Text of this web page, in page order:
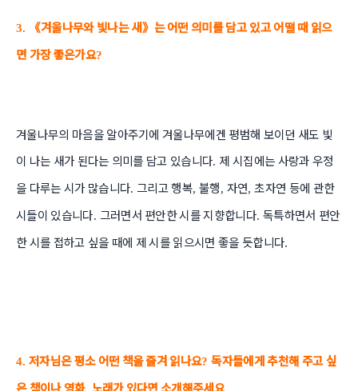
3. 《겨울나무와 빛나는 새》 는 어떤 의미를 담고 있고 어떨 때 읽으
면 가장 좋은가요?
겨울나무의 마음을 알아주기에 겨울나무에겐 평범해 보이던 새도 빛
이 나는 새가 된다는 의미를 담고 있습니다. 제 시집에는 사랑과 우정
을 다루는 시가 많습니다. 그리고 행복,불행, 자연,초자연 등에 관한
시들이 있습니다. 그러면서 편안한 시를 지향합니다.독특하면서 편안
한 시를 접하고 싶을 때에 제 시를 읽으시면 좋을 듯합니다.
4. 저자님은 평소 어떤 책을 즐겨 읽나요?독자들에게 추천해 주고 싶
은 책이나 영화 노래가 있다면 소개해주세요